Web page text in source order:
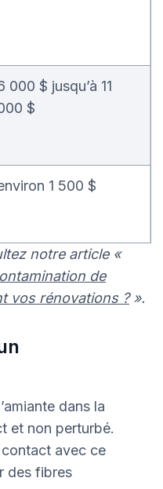
000 $ jusqu’à 11
$
1 500 $
notre article «
de
vos rénovations ?».
dans la
et non perturbé.
avec ce
des fibres